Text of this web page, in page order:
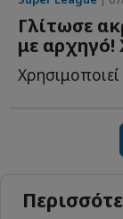
Γλίτωσε
με